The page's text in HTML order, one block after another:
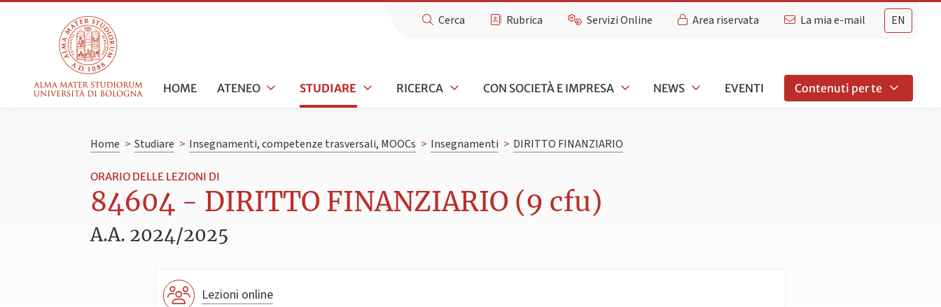
EN
Cerca Rubrica Servizi Online Area riservata La mia e-mail
HOME ATENEO STUDIARE RICERCA CON SOCIETÀ E IMPRESA NEWS EVENTI Contenuti per te
Home > Studiare > Insegnamenti, competenze trasversali, MOOCs > Insegnamenti > DIRITTO FINANZIARIO
ORARIO DELLE LEZIONI DI
84604 - DIRITTO FINANZIARIO (9 cfu)
A.A. 2024/2025
Lezioni online